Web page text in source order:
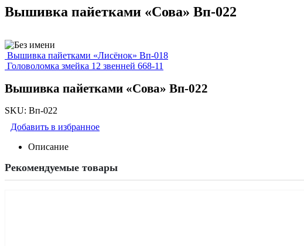
Вышивка пайетками «Сова» Вп-022
Вышивка пайетками «Лисёнок» Вп-018
Головоломка змейка 12 звенней 668-11
Вышивка пайетками «Сова» Вп-022
SKU: Вп-022
Добавить в избранное
Описание
Рекомендуемые товары